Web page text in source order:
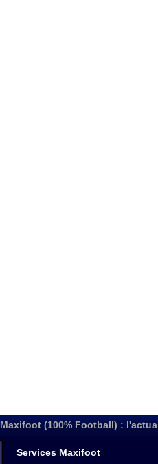
Maxifoot (100% Football) :
Services Maxifoot